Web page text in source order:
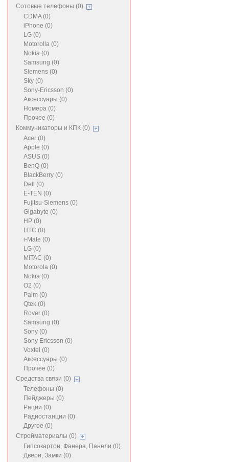
Сотовые телефоны (0)
CDMA (0)
iPhone (0)
LG (0)
Motorolla (0)
Nokia (0)
Samsung (0)
Siemens (0)
Sky (0)
Sony-Ericsson (0)
Аксессуары (0)
Номера (0)
Прочее (0)
Коммуникаторы и КПК (0)
Acer (0)
Apple (0)
ASUS (0)
BenQ (0)
BlackBerry (0)
Dell (0)
E-TEN (0)
Fujitsu-Siemens (0)
Gigabyte (0)
HP (0)
HTC (0)
i-Mate (0)
LG (0)
MiTAC (0)
Motorola (0)
Nokia (0)
O2 (0)
Palm (0)
Qtek (0)
Rover (0)
Samsung (0)
Sony (0)
Sony Ericsson (0)
Voxtel (0)
Аксессуары (0)
Прочее (0)
Средства связи (0)
Телефоны (0)
Пейджеры (0)
Рации (0)
Радиостанции (0)
Другое (0)
Стройматериалы (0)
Гипсокартон, Фанера, Панели (0)
Двери, Замки (0)